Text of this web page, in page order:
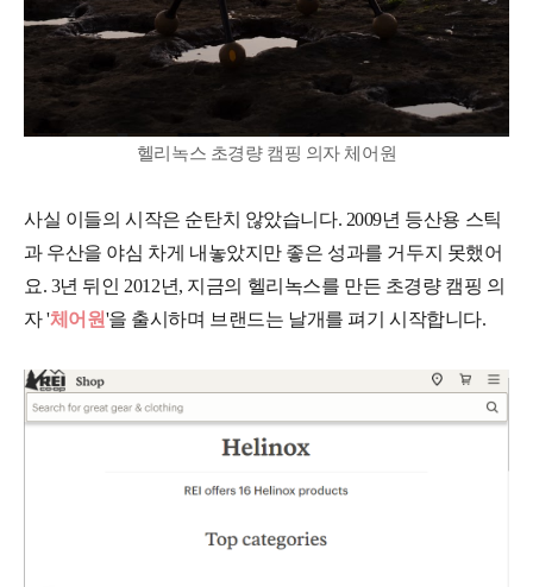
헬리녹스 초경량 캠핑 의자 체어원
사실 이들의 시작은 순탄치 않았습니다. 2009년 등산용 스틱
과 우산을 야심 차게 내놓았지만 좋은 성과를 거두지 못했어
요. 3년 뒤인 2012년, 지금의 헬리녹스를 만든 초경량 캠핑 의
자 '체어원'을 출시하며 브랜드는 날개를 펴기 시작합니다.